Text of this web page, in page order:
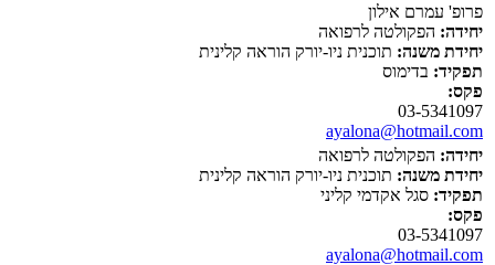
פרופ' עמרם אילון
יחידה: הפקולטה לרפואה
יחידת משנה: תוכנית ניו-יורק הוראה קלינית
תפקיד: בדימוס
פקס:
03-5341097
ayalona@hotmail.com
יחידה: הפקולטה לרפואה
יחידת משנה: תוכנית ניו-יורק הוראה קלינית
תפקיד: סגל אקדמי קליני
פקס:
03-5341097
ayalona@hotmail.com